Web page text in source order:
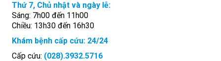
Thứ 7, Chủ nhật và ngày lễ:
Sáng: 7h00 đến 11h00
Chiều: 13h30 đến 16h30
Khám bệnh cấp cứu: 24/24
Cấp cứu: (028).3932.5716